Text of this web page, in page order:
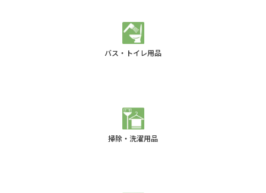
バス・トイレ用品
掃除・洗濯用品